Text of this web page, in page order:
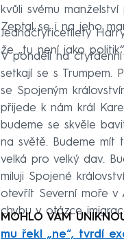
kvůli svému
Zeptal se i na jeho
Jednačtyřicetiletý
že „tu není jako
V pondělí na
setkají se s Trumpem.
se Spojeným
přijede k nám král
budeme se skvěle
na světě. Budeme mít
velká pro velký dav.
miluji Spojené
otevřít Severní moře v
chybu v otázce
MOHLO VÁM
mu řekl „ne“, tvrdí